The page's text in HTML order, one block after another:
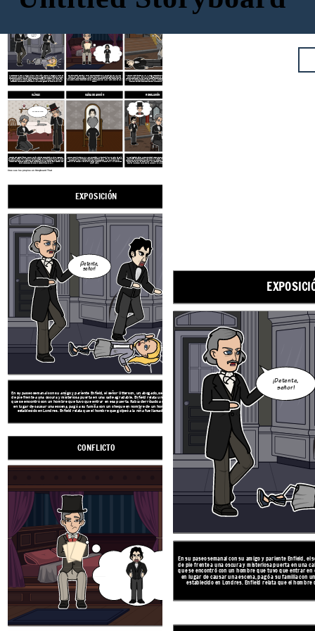
Cree sus los propios en Storyboard That
CLÍMAX CAÍDA DE ACCIÓN RESOLUCIÓN
En su paseo semanal con su amigo y pariente Enfield, el señor Utterson, un abogado, se encuentra de pie frente a una oscura y misteriosa puerta en una calle agradable. Enfield relata una noche en que se encontró con un hombre que tuvo que entrar en esa puerta. Había derribado a una niña y, en lugar de causar una escena, pagó a su familia con un cheque en nombre de un hombre bien establecido en Londres. Enfield relata que el hombre que golpeó a la niña fue llamado Hyde. Con la información de Enfield, Utterson se preocupa cada vez más por su amigo el Dr. Jekyll, que recientemente había cambiado su voluntad de instruir que si le pasaba algo, todo debía darse a Hyde. Utterson está preocupado de que Jekyll esté siendo chantajeado por Hyde. Además, está cada vez más alarmado por la apariencia de Hyde, que parece convocar horror y odio a cualquiera que lo observe. Una noche, una sirvienta del Dr. Jekyll es testigo del asesinato brutal de un Sir Danvers Carew de Edward Hyde. Utterson va a Jekyll, quien le asegura que Hyde se ha ido para siempre. Le da a Utterson una carta de Hyde, que Utterson sospecha más tarde que Jekyll ha forjado. Los criados de Jekyll están asustados por cosas que han oído y visto en el laboratorio de Jekyll, por lo que convocan a Utterson. Derriban la puerta del laboratorio y encuentran a Hyde muerto de veneno.
Después de la desaparición de Hyde, Jekyll envió una carta desesperada al Dr. Lanyon, rogándole que sacara un cajón de su laboratorio. Hyde viene a recogerlo, mezcla el contenido y bebe la mezcla. Se transforma en Henry Jekyll delante de los ojos de Lanyon. Lanyon está tan angustiado que muere unas semanas más tarde. Él relaciona todos estos acontecimientos a Utterson en una carta que se abrirá solamente en la muerte o la desaparición del Dr. Jekyll. Utterson lee una carta del Dr. Jekyll, que le fue dejada en el laboratorio, junto con una nueva copia de la voluntad de Jekyll, dejando todo a Utterson. Relata que toda su vida, Jekyll sintió que había dos caras para sí mismo. A través de varios experimentos, desata a Mr. Hyde, que es puro mal y emocionante de ser. Con el tiempo, sin embargo, Hyde comienza a tomar Jekyll, y Jekyll comienza a temer y odiarlo. Jekyll se niega a cambiar en Hyde por cerca de 2 meses, pero pronto, la tentación toma de nuevo. Suprimido durante tanto tiempo, Hyde, en una furia, asesina a sir Carew. Esto asusta a Jekyll a matar a Hyde de vez en cuando, pero finalmente, vuelve a caer en tentación. Después de esto, Hyde comienza a tomar Jekyll cada pocas horas, y Jekyll se queda sin sal por la solución. Deja la carta y cambió la voluntad de Utterson, sabiendo que Henry Jekyll pronto se habrá ido para siempre.
Oh Dios! Oh Dios!
señor!
EXPOSICIÓN
CLÍMAX CAÍDA DE ACCIÓN
En su paseo semanal con su amigo y pariente Enfield, el señor Utterson, un abogado, se encuentra
de pie frente a una oscura y misteriosa puerta en una calle agradable. Enfield relata una noche en
que se encontró con un hombre que tuvo que entrar en esa puerta. Había derribado a una niña y,
en lugar de causar una escena, pagó a su familia con un cheque en nombre de un hombre bien
establecido en Londres. Enfield relata que el hombre que golpeó a la niña fue llamado Hyde.
Con la información de Enfield, Utterson se preocupa cada vez más
recientemente había cambiado su voluntad de instruir que si le
Hyde. Utterson está preocupado de que Jekyll esté siendo chantajeado
vez más alarmado por la apariencia de Hyde, que parece convocar
¡Detente,
señor!
CONFLICTO AUMENTO DE LA
En su paseo semanal con su amigo y pariente Enfield,
de pie frente a una oscura y misteriosa puerta en una
que se encontró con un hombre que tuvo que entrar en
en lugar de causar una escena, pagó a su familia con
establecido en Londres. Enfield relata que el hombre
¡Detente,
señor!